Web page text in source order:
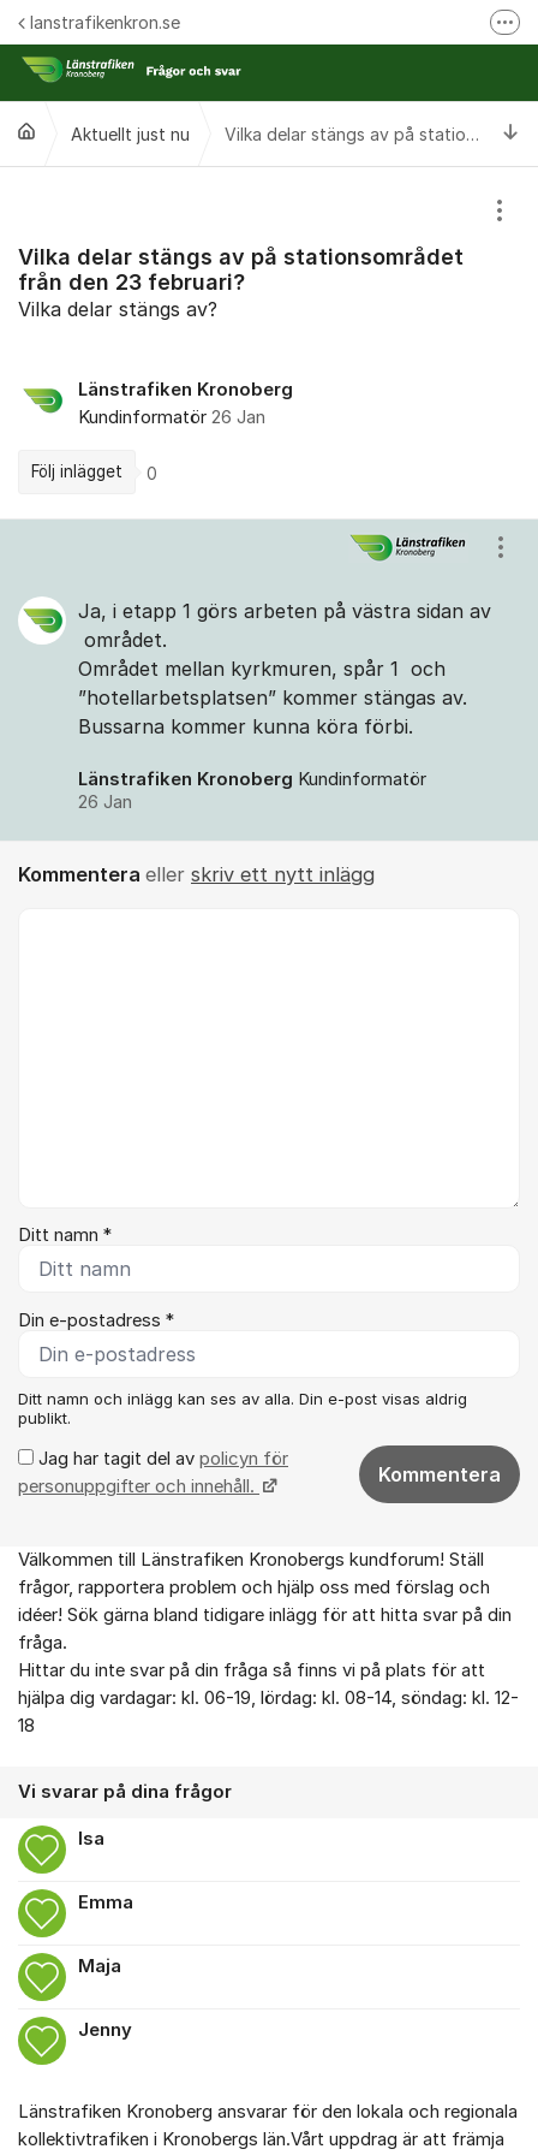
Hoppa till innehåll
lanstrafikenkron.se
Länstrafiken Kronobergs webbplats
Aktuellt just nu Vilka delar stängs av på stationsområdet från den 23 februari?
Vilka delar stängs av på stationsområdet
från den 23 februari?
Vilka delar stängs av?
Länstrafiken Kronoberg
Kundinformatör 26 Jan
Följ inlägget 0
Ja, i etapp 1 görs arbeten på västra sidan av
området.
Området mellan kyrkmuren, spår 1 och
”hotellarbetsplatsen” kommer stängas av.
Bussarna kommer kunna köra förbi.
Länstrafiken Kronoberg Kundinformatör
26 Jan
Kommentera eller skriv ett nytt inlägg
Ditt namn *
Din e-postadress *
Ditt namn och inlägg kan ses av alla. Din e-post visas aldrig
publikt.
Jag har tagit del av policyn för
personuppgifter och innehåll.
Kommentera
Om forumet
Välkommen till Länstrafiken Kronobergs kundforum! Ställ
frågor, rapportera problem och hjälp oss med förslag och
idéer! Sök gärna bland tidigare inlägg för att hitta svar på din
fråga.
Hittar du inte svar på din fråga så finns vi på plats för att
hjälpa dig vardagar: kl. 06-19, lördag: kl. 08-14, söndag: kl. 12-
18
Vi svarar på dina frågor
Isa
Emma
Maja
Jenny
Länstrafiken Kronoberg ansvarar för den lokala och regionala
kollektivtrafiken i Kronobergs län.Vårt uppdrag är att främja